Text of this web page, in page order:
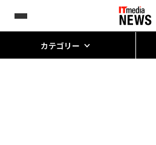
カテゴリー